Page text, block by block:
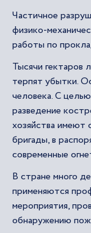
Частичное
физико-
работы по
Тысячи гектаров
терпят убытки.
человека. С
разведение
хозяйства имеют
бригады, в
современные
В стране много
применяются
мероприятия,
обнаружению